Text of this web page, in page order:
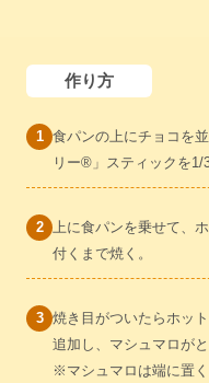
作り方
食パンの上にチョコを
リー®」スティックを1/
上に食パンを乗せて、
付くまで焼く。
焼き目がついたらホッ
追加し、マシュマロが
※マシュマロは端に置